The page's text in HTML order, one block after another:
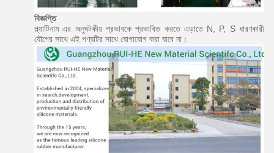
বিজ্ঞপ্তি
প্ল্যাটিনাম এর অনুঘটকীয় প্রভাবকে প্রভাবিত করতে এড়াতে N, P, S ধারণকারী
যৌগের সাথে এই পণ্যটির সাথে যোগাযোগ করা যাবে না।